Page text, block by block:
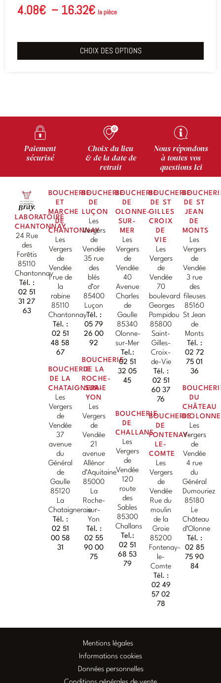
4.08€ – 16.32€ la pièce
CHOIX DES OPTIONS
Paiement
sécurisé
Choix du lieu
& de la date de
retrait
Nous répondons
à toutes vos
questions Ici
LABORATOIRE
CHANTONNAY
24 Rue
des
Forêtis
85110
Chantonnay
Tél. :
02 51
31 27
63
BOUCHERIE
ET
MARCHE
DE
CHANTONNAY
Les
Vergers
de
Vendée
1 rue de
la
rabine
85110
Chantonnay
Tél. :
02 51
48 58
67
BOUCHERIE
DE LA
CHATAIGNERAIE
Les
Vergers
de
Vendée
37
avenue
du
Général
de
Gaulle
85120
La
Chataigneraie
Tél. :
02 51
00 58
31
BOUCHERIE
DE
LUÇON
Les
Vergers
de
Vendée
35 rue
des
blés
d’or
85400
Luçon
Tél. :
05 79
26 00
92
BOUCHERIE
DE LA
ROCHE-
SUR-
YON
Les
Vergers
de
Vendée
21
avenue
Allénor
d’Aquitaine
85000
La
Roche-
sur-
Yon
Tél. :
02 55
90 00
75
BOUCHERIE
DE
OLONNE-
SUR-
MER
Les
Vergers
de
Vendée
40
Avenue
Charles
de
Gaulle
85340
Olonne-
sur-Mer
Tel.:
02 51
32 05
45
BOUCHERIE
DE
CHALLANS
Les
Vergers
de
Vendée
120
route
des
Sables
85300
Challans
Tel.:
02 51
68 53
79
BOUCHERIE
DE ST
GILLES
CROIX
DE
VIE
Les
Vergers
de
Vendée
70
boulevard
Georges
Pompidou
85800
Saint-
Gilles-
Croix-
de-Vie
Tél. :
02 51
60 37
76
BOUCHERIE
DE
FONTENAY-
LE-
COMTE
Les
Vergers
de
Vendée
Rue du
moulin
de la
Groie
85200
Fontenay-
le-
Comte
Tél. :
02 49
57 02
78
DE ST
JEAN
DE
MONTS
Les
Vergers
de
Vendée
3 rue
des
fileuses
85160
St Jean
de
Monts
Tél. :
02 72
75 01
36
DU
CHÂTEAU
D'OLONNE
Les
Vergers
de
Vendée
4 rue
du
Général
Dumouriez
85180
Le
Château
d’Olonne
Tél. :
02 85
75 90
84
Mentions légales
Informations cookies
Données personnelles